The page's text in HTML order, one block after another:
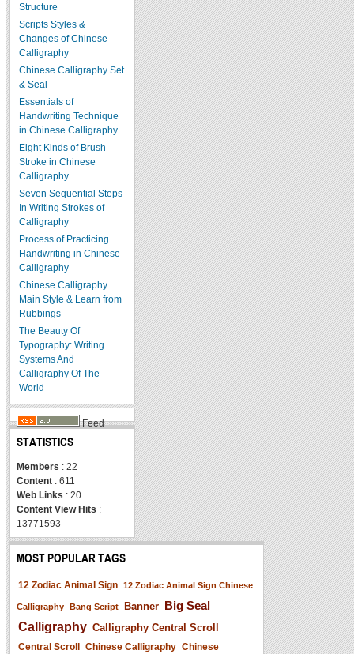
Structure
Scripts Styles &
Changes of Chinese
Calligraphy
Chinese Calligraphy Set
& Seal
Essentials of
Handwriting Technique
in Chinese Calligraphy
Eight Kinds of Brush
Stroke in Chinese
Calligraphy
Seven Sequential Steps
In Writing Strokes of
Calligraphy
Process of Practicing
Handwriting in Chinese
Calligraphy
Chinese Calligraphy
Main Style & Learn from
Rubbings
The Beauty Of
Typography: Writing
Systems And
Calligraphy Of The
World
Feed
STATISTICS
Members : 22
Content : 611
Web Links : 20
Content View Hits :
13771593
MOST POPULAR TAGS
12 Zodiac Animal Sign 12 Zodiac Animal Sign Chinese
Calligraphy Bang Script Banner Big Seal
Calligraphy Calligraphy Central Scroll
Central Scroll Chinese Calligraphy Chinese